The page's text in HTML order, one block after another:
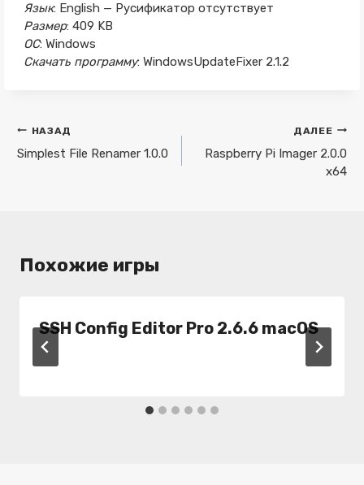
Язык: English — Русификатор отсутствует
Размер: 409 KB
ОС: Windows
Скачать программу: WindowsUpdateFixer 2.1.2
Навигация
по
НАЗАД
Simplest File Renamer 1.0.0
ДАЛЕЕ
Raspberry Pi Imager 2.0.0
x64
Похожие игры
SSH Config Editor Pro 2.6.6 macOS